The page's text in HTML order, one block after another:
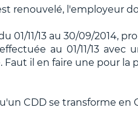
renouvelé, l'employeur
01/11/13 au 30/09/2014,
au 01/11/13
Faut il en faire une pour la
CDD se transforme en